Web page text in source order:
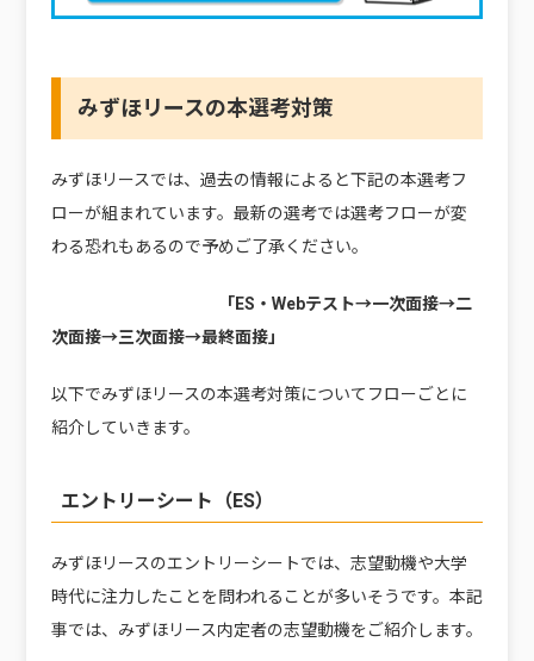
みずほリースの本選考対策
みずほリースでは、過去の情報によると下記の本選考フ
ローが組まれています。最新の選考では選考フローが変
わる恐れもあるので予めご了承ください。
「ES・Webテスト→一次面接→二
次面接→三次面接→最終面接」
以下でみずほリースの本選考対策についてフローごとに
紹介していきます。
エントリーシート（ES）
みずほリースのエントリーシートでは、志望動機や大学
時代に注力したことを問われることが多いそうです。本記
事では、みずほリース内定者の志望動機をご紹介します。